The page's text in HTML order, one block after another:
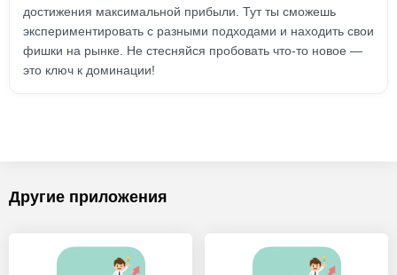
достижения максимальной прибыли. Тут ты сможешь
экспериментировать с разными подходами и находить свои
фишки на рынке. Не стесняйся пробовать что-то новое —
это ключ к доминации!
Другие приложения